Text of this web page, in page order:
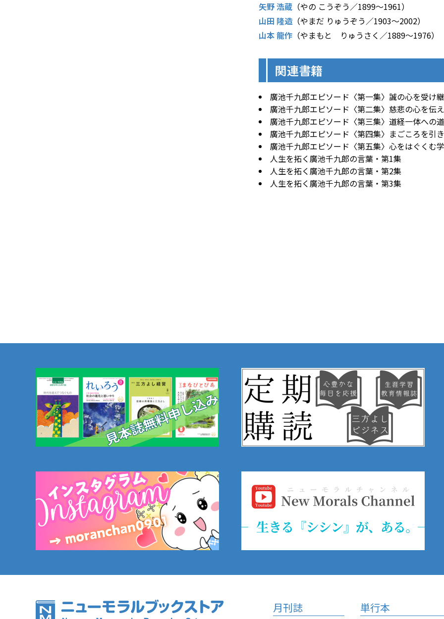
矢野 浩蔵 （やの こうぞう／1899〜1961）
山田 隆造（やまだ りゅうぞう／1903〜2002）
山本 龍作 （やまもと りゅうさく／1889〜1976）
関連書籍
廣池千九郎エピソード〈第一集〉誠の心を受け
廣池千九郎エピソード〈第二集〉慈悲の心を伝
廣池千九郎エピソード〈第三集〉道経一体への
廣池千九郎エピソード〈第四集〉まごころを引
廣池千九郎エピソード〈第五集〉心をはぐくむ
人生を拓く廣池千九郎の言葉・第1集
人生を拓く廣池千九郎の言葉・第2集
人生を拓く廣池千九郎の言葉・第3集
月刊誌 単行本